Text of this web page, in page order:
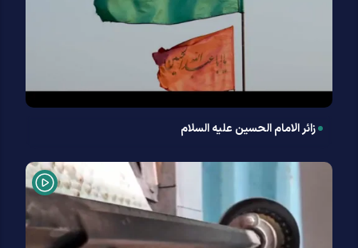
زائر الامام الحسین علیه السلام